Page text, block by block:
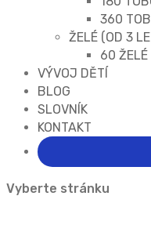
360
ŽELÉ (OD 3
60 ŽELÉ
VÝVOJ DĚTÍ
BLOG
SLOVNÍK
KONTAKT
Vyberte stránku